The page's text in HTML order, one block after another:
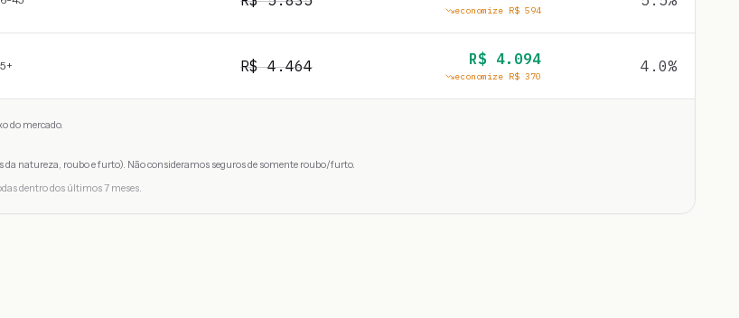
economize R$ 594
R$4.464 R$ 4.094
economize R$ 370
4.0%
do mercado.
da natureza, roubo e furto). Não consideramos seguros de somente roubo/furto.
dentro dos últimos 7 meses.